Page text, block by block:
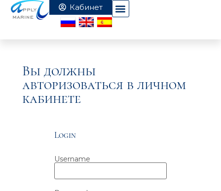
Вы должны
авторизоваться в личном
кабинете
Login
Username